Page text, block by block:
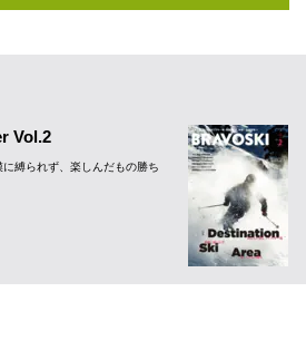
Vol.2
縛られず、楽しんだもの勝ち